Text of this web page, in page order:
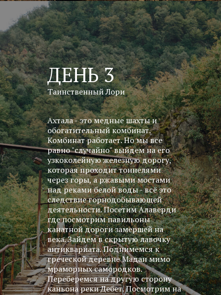
ДЕНЬ 3
Ахтала - это медные шахты и
обогатительный комбинат.
Комбинат работает. Но мы все
равно "случайно" выйдем на его
узкоколейную железную дорогу,
которая проходит тоннелями
через горы, а ржавыми мостами
над реками белой воды - всё это
следствие горнодобывающей
деятельности. Посетим Алаверди
где посмотрим павильоны
канатной дороги замершей на
века. Зайдем в скрытую лавочку
антиквариата. Поднимемся к
греческой деревне Мадан мимо
мраморных самородков.
Переберемся на другую сторону
каньона реки Дебет. Посмотрим на
Таинственный Лори